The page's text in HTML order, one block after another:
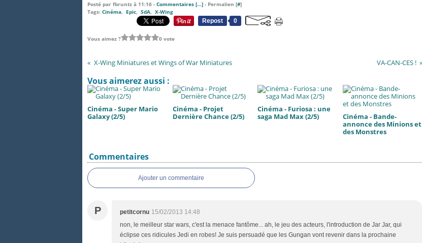
Posté par fbruntz à 11:16 - Commentaires […] - Permalien [#]
Tags: Cinéma, Epic, SdA, X-Wing
Repost
0
Vous aimez ? 0 vote
X-Wing Miniatures et Wings of War Miniatures VA-CAN-CES !
Vous aimerez aussi :
Cinéma - Super Mario
Galaxy (2/5)
Cinéma - Projet
Dernière Chance (2/5)
Cinéma - Furiosa : une
saga Mad Max (2/5)
Cinéma - Bande-
annonce des Minions et
des Monstres
Commentaires
Ajouter un commentaire
P petitcornu 15/02/2013 14:48
non, le meilleur star wars, c'est la menace fantôme... ah, le jeu des acteurs, l'introduction de Jar Jar, qui
éclipse ces ridicules Jedi en robes! Je suis persuadé que les Gungan vont revenir dans la prochaine